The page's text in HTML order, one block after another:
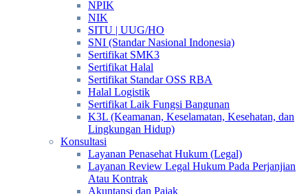
NPIK
NIK
SITU | UUG/HO
SNI (Standar Nasional Indonesia)
Sertifikat SMK3
Sertifikat Halal
Sertifikat Standar OSS RBA
Halal Logistik
Sertifikat Laik Fungsi Bangunan
K3L (Keamanan, Keselamatan, Kesehatan, dan
Lingkungan Hidup)
Konsultasi
Layanan Penasehat Hukum (Legal)
Layanan Review Legal Hukum Pada Perjanjian
Atau Kontrak
Akuntansi dan Pajak